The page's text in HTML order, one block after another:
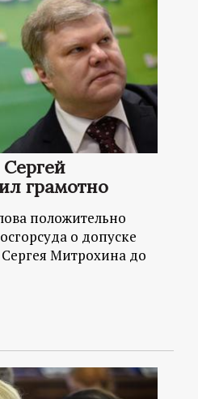
грамотно
положительно
о допуске
Митрохина до